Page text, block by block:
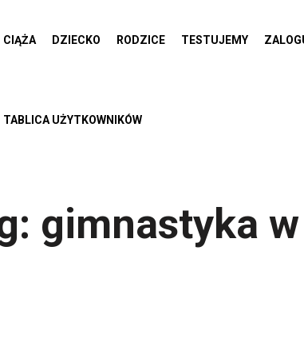
CIĄŻA DZIECKO RODZICE TESTUJEMY
TABLICA UŻYTKOWNIKÓW
gimnastyka